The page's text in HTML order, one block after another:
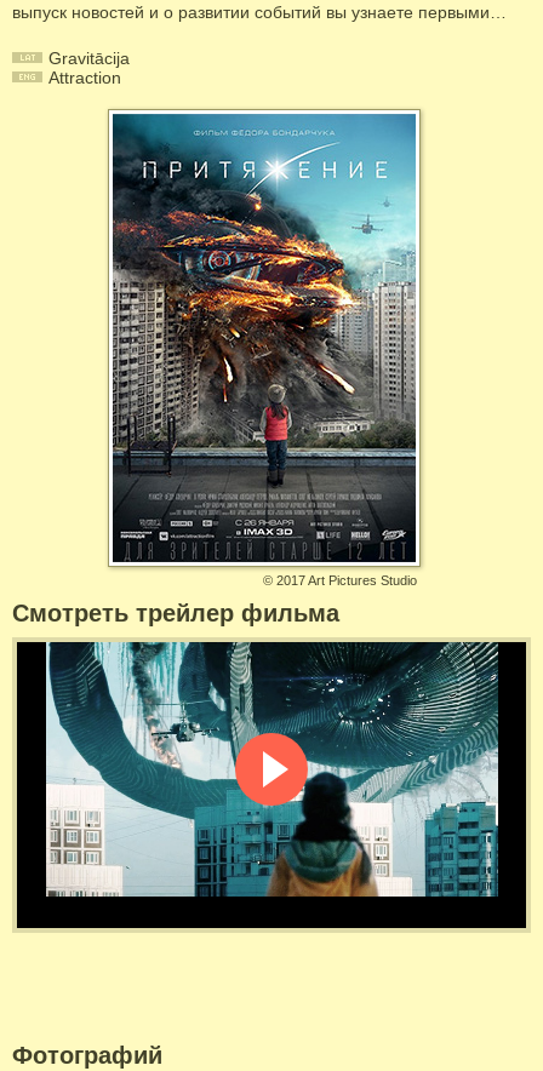
выпуск новостей и о развитии событий вы узнаете первыми…
Gravitācija
Attraction
© 2017 Art Pictures Studio
Смотреть трейлер фильма
Фотографий